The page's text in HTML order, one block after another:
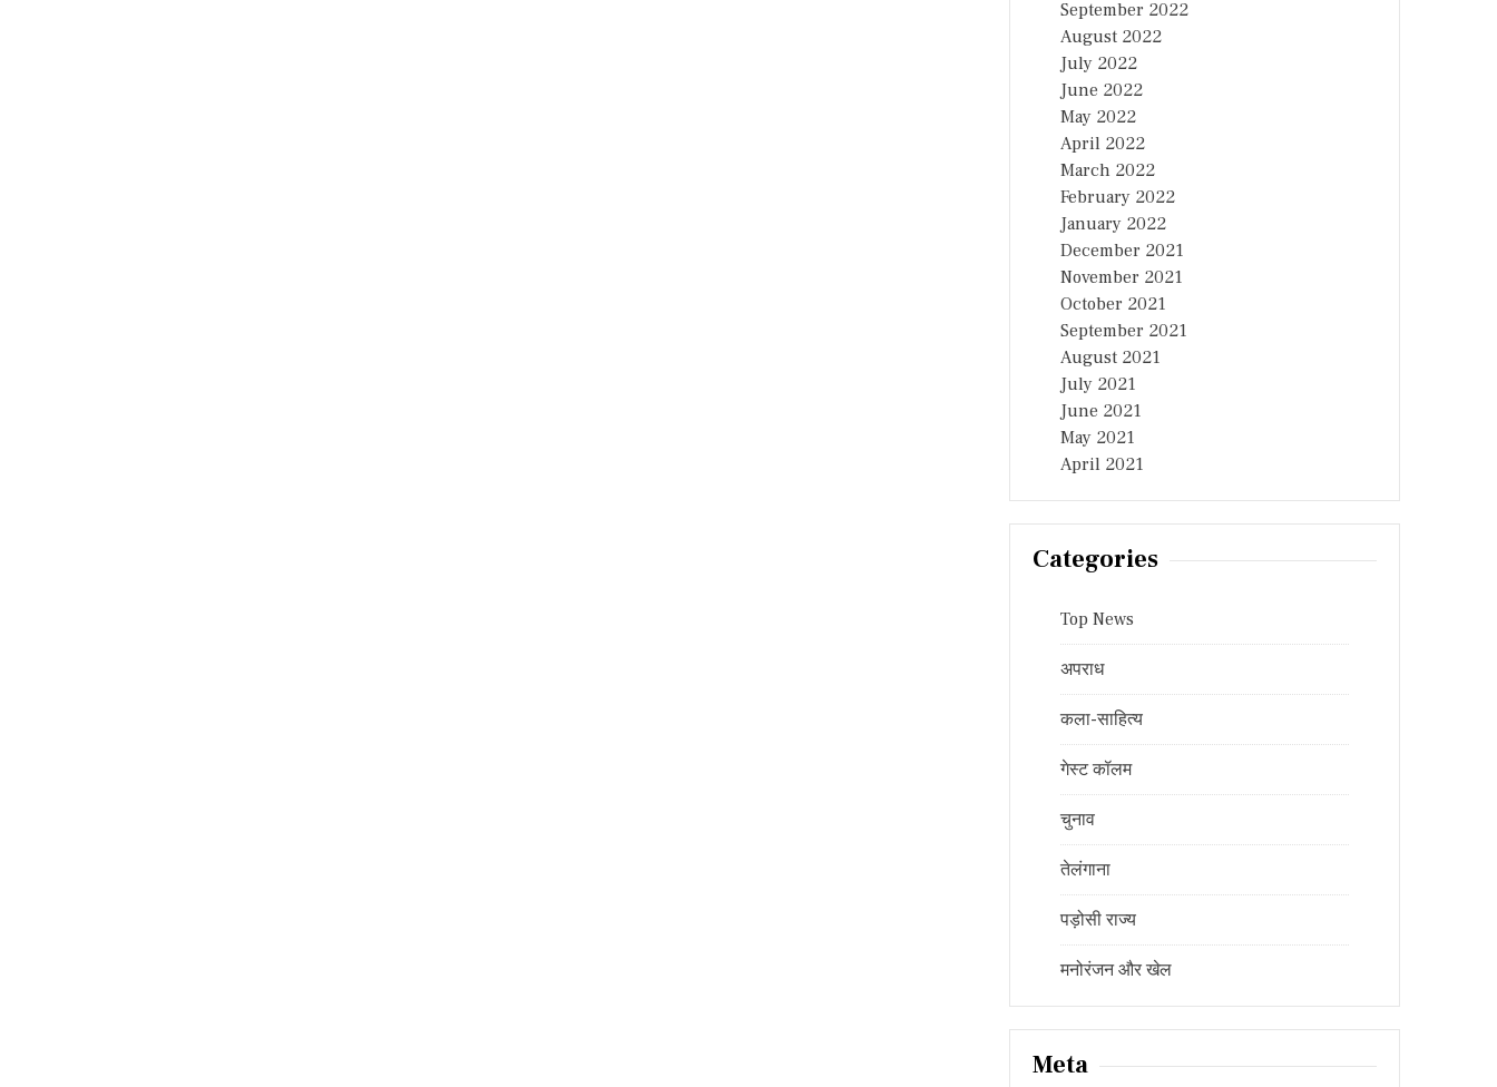
September 2022
August 2022
July 2022
June 2022
May 2022
April 2022
March 2022
February 2022
January 2022
December 2021
November 2021
October 2021
September 2021
August 2021
July 2021
June 2021
May 2021
April 2021
Categories
Top News
अपराध
कला-साहित्य
गेस्ट कॉलम
चुनाव
तेलंगाना
पड़ोसी राज्य
मनोरंजन और खेल
Meta